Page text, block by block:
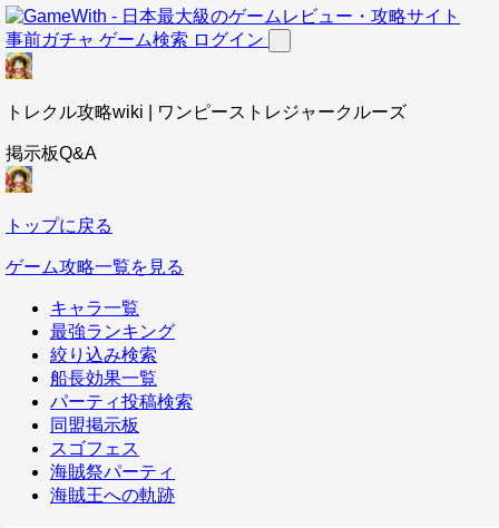
事前ガチャ ゲーム検索 ログイン
トレクル攻略wiki | ワンピーストレジャークルーズ
掲示板Q&A
トップに戻る
ゲーム攻略一覧を見る
キャラ一覧
最強ランキング
絞り込み検索
船長効果一覧
パーティ投稿検索
同盟掲示板
スゴフェス
海賊祭パーティ
海賊王への軌跡